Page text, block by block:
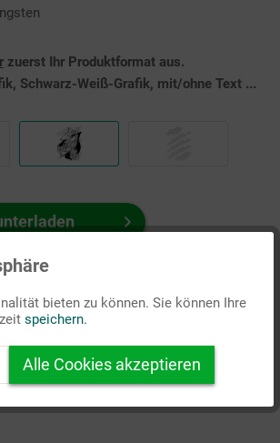
zuerst Ihr Produktformat aus.
Schwarz-Weiß-Grafik, mit/ohne Text ...
setzen
Inaktiv
bieten zu können. Sie können Ihre
speichern.
Alle Cookies akzeptieren